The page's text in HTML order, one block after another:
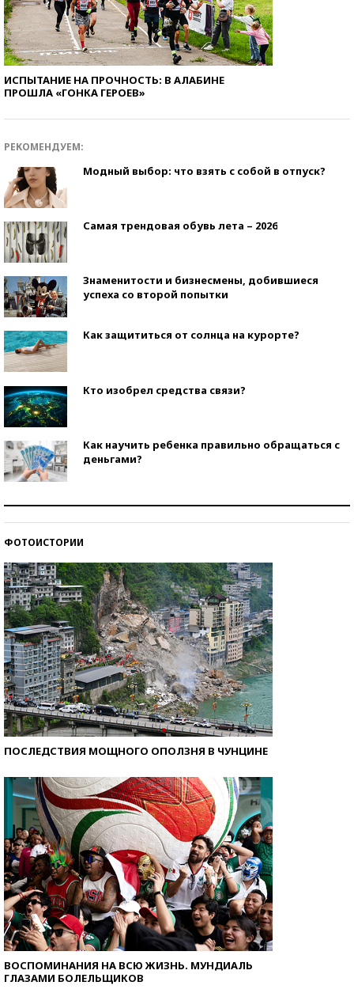
ИСПЫТАНИЕ НА ПРОЧНОСТЬ: В АЛАБИНЕ
ПРОШЛА «ГОНКА ГЕРОЕВ»
РЕКОМЕНДУЕМ:
Модный выбор: что взять с собой в отпуск?
Самая трендовая обувь лета – 2026
Знаменитости и бизнесмены, добившиеся
успеха со второй попытки
Как защититься от солнца на курорте?
Кто изобрел средства связи?
Как научить ребенка правильно обращаться с
деньгами?
ФОТОИСТОРИИ
ПОСЛЕДСТВИЯ МОЩНОГО ОПОЛЗНЯ В ЧУНЦИНЕ
ВОСПОМИНАНИЯ НА ВСЮ ЖИЗНЬ. МУНДИАЛЬ
ГЛАЗАМИ БОЛЕЛЬЩИКОВ